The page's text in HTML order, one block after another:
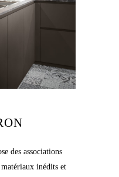
des associations
inédits et